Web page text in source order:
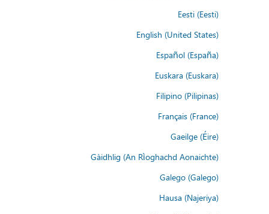
Eesti (Eesti)
English (United States)
Español (España)
Euskara (Euskara)
Filipino (Pilipinas)
Français (France)
Gaeilge (Éire)
Gàidhlig (An Rìoghachd Aonaichte)
Galego (Galego)
Hausa (Najeriya)